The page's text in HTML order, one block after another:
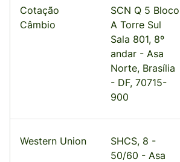
Cotação
Câmbio
SCN Q 5 Bloco
A Torre Sul
Sala 801, 8º
andar - Asa
Norte, Brasília
- DF, 70715-
900
Western Union
SHCS, 8 -
50/60 - Asa